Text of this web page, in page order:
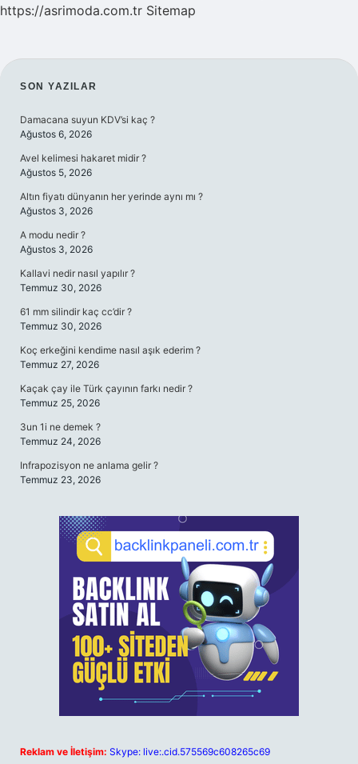
https://asrimoda.com.tr Sitemap
SIDEBAR
SON YAZILAR
Damacana suyun KDV’si kaç ?
Ağustos 6, 2026
Avel kelimesi hakaret midir ?
Ağustos 5, 2026
Altın fiyatı dünyanın her yerinde aynı mı ?
Ağustos 3, 2026
A modu nedir ?
Ağustos 3, 2026
Kallavi nedir nasıl yapılır ?
Temmuz 30, 2026
61 mm silindir kaç cc’dir ?
Temmuz 30, 2026
Koç erkeğini kendime nasıl aşık ederim ?
Temmuz 27, 2026
Kaçak çay ile Türk çayının farkı nedir ?
Temmuz 25, 2026
3un 1i ne demek ?
Temmuz 24, 2026
Infrapozisyon ne anlama gelir ?
Temmuz 23, 2026
Reklam ve İletişim: Skype: live:.cid.575569c608265c69